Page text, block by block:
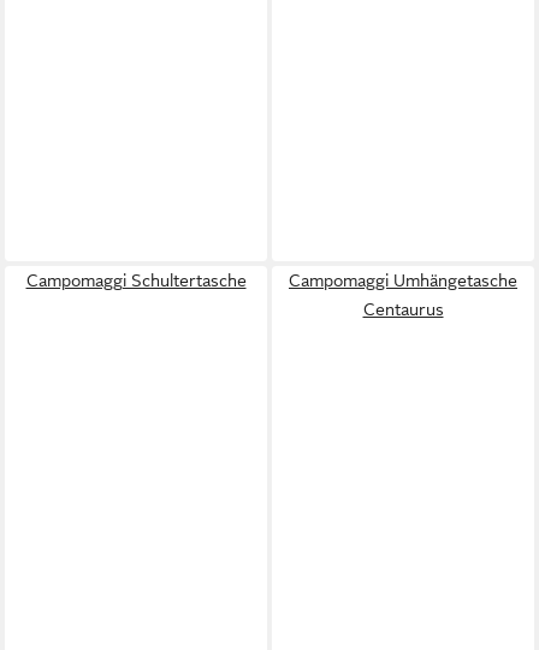
Campomaggi Schultertasche
Campomaggi Umhängetasche
Centaurus